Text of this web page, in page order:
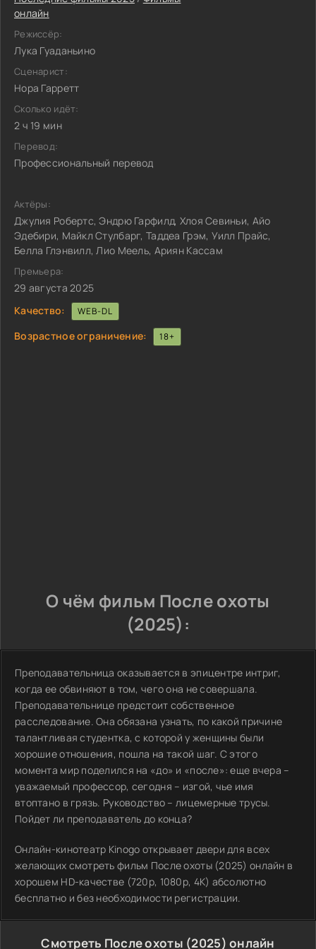
онлайн
Режиссёр:
Лука Гуаданьино
Сценарист:
Нора Гарретт
Сколько идёт:
2 ч 19 мин
Перевод:
Профессиональный перевод
Актёры:
Джулия Робертс, Эндрю Гарфилд, Хлоя Севиньи, Айо
Эдебири, Майкл Стулбарг, Таддеа Грэм, Уилл Прайс,
Белла Глэнвилл, Лио Меель, Ариян Кассам
Премьера:
29 августа 2025
Качество:
WEB-DL
Возрастное ограничение: 18+
О чём фильм После охоты
(2025):
Преподавательница оказывается в эпицентре интриг,
когда ее обвиняют в том, чего она не совершала.
Преподавательнице предстоит собственное
расследование. Она обязана узнать, по какой причине
талантливая студентка, с которой у женщины были
хорошие отношения, пошла на такой шаг. С этого
момента мир поделился на «до» и «после»: еще вчера –
уважаемый профессор, сегодня – изгой, чье имя
втоптано в грязь. Руководство – лицемерные трусы.
Пойдет ли преподаватель до конца?
Онлайн-кинотеатр Kinogo открывает двери для всех
желающих смотреть фильм После охоты (2025) онлайн в
хорошем HD-качестве (720p, 1080p, 4K) абсолютно
бесплатно и без необходимости регистрации.
Смотреть После охоты (2025) онлайн